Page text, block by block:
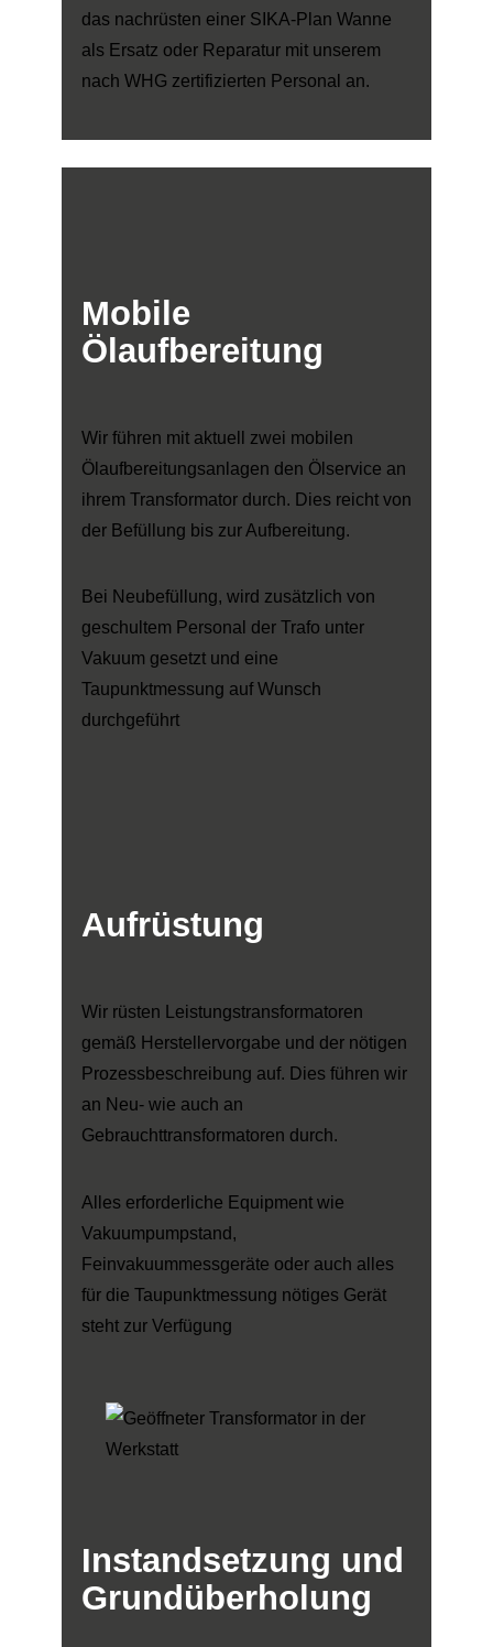
das nachrüsten einer SIKA-Plan Wanne
als Ersatz oder Reparatur mit unserem
nach WHG zertifizierten Personal an.
Mobile
Ölaufbereitung
Wir führen mit aktuell zwei mobilen
Ölaufbereitungsanlagen den Ölservice an
ihrem Transformator durch. Dies reicht von
der Befüllung bis zur Aufbereitung.
Bei Neubefüllung, wird zusätzlich von
geschultem Personal der Trafo unter
Vakuum gesetzt und eine
Taupunktmessung auf Wunsch
durchgeführt
Aufrüstung
Wir rüsten Leistungstransformatoren
gemäß Herstellervorgabe und der nötigen
Prozessbeschreibung auf. Dies führen wir
an Neu- wie auch an
Gebrauchttransformatoren durch.
Alles erforderliche Equipment wie
Vakuumpumpstand,
Feinvakuummessgeräte oder auch alles
für die Taupunktmessung nötiges Gerät
steht zur Verfügung
Instandsetzung und
Grundüberholung